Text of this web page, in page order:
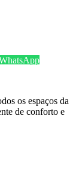
os espaços da
de conforto e